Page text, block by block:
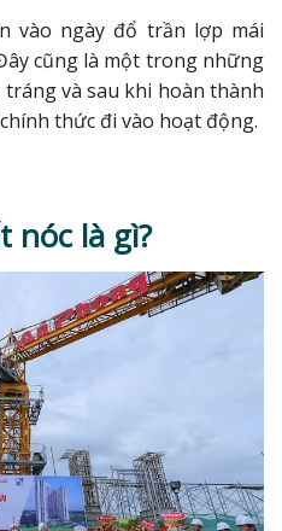
vào ngày đổ trần lợp mái
cũng là một trong những
và sau khi hoàn thành
thức đi vào hoạt động.
nóc là gì?